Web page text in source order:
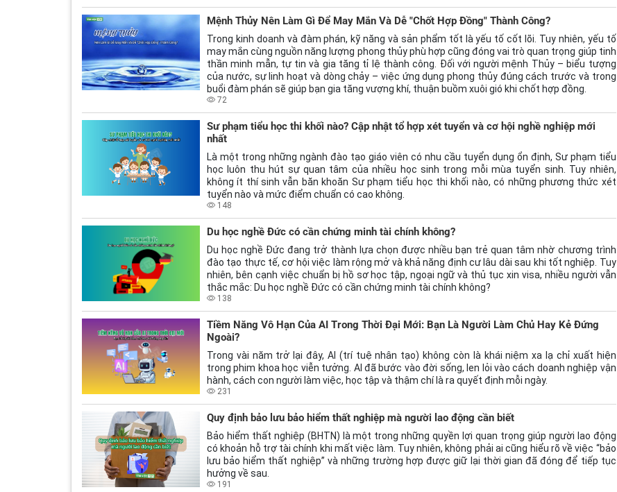
Mệnh Thủy Nên Làm Gì Để May Mắn Và Dễ "Chốt Hợp Đồng" Thành Công?
Trong kinh doanh và đàm phán, kỹ năng và sản phẩm tốt là yếu tố cốt lõi. Tuy nhiên, yếu tố
may mắn cùng nguồn năng lượng phong thủy phù hợp cũng đóng vai trò quan trọng giúp tinh
thần minh mẫn, tự tin và gia tăng tỉ lệ thành công. Đối với người mệnh Thủy – biểu tượng
của nước, sự linh hoạt và dòng chảy – việc ứng dụng phong thủy đúng cách trước và trong
buổi đàm phán sẽ giúp bạn gia tăng vượng khí, thuận buồm xuôi gió khi chốt hợp đồng.
72
Sư phạm tiểu học thi khối nào? Cập nhật tổ hợp xét tuyển và cơ hội nghề nghiệp mới
nhất
Là một trong những ngành đào tạo giáo viên có nhu cầu tuyển dụng ổn định, Sư phạm tiểu
học luôn thu hút sự quan tâm của nhiều học sinh trong mỗi mùa tuyển sinh. Tuy nhiên,
không ít thí sinh vẫn băn khoăn Sư phạm tiểu học thi khối nào, có những phương thức xét
tuyển nào và mức điểm chuẩn có cao không.
148
Du học nghề Đức có cần chứng minh tài chính không?
Du học nghề Đức đang trở thành lựa chọn được nhiều bạn trẻ quan tâm nhờ chương trình
đào tạo thực tế, cơ hội việc làm rộng mở và khả năng định cư lâu dài sau khi tốt nghiệp. Tuy
nhiên, bên cạnh việc chuẩn bị hồ sơ học tập, ngoại ngữ và thủ tục xin visa, nhiều người vẫn
thắc mắc: Du học nghề Đức có cần chứng minh tài chính không?
138
Tiềm Năng Vô Hạn Của AI Trong Thời Đại Mới: Bạn Là Người Làm Chủ Hay Kẻ Đứng
Ngoài?
Trong vài năm trở lại đây, AI (trí tuệ nhân tạo) không còn là khái niệm xa lạ chỉ xuất hiện
trong phim khoa học viễn tưởng. AI đã bước vào đời sống, len lỏi vào cách doanh nghiệp vận
hành, cách con người làm việc, học tập và thậm chí là ra quyết định mỗi ngày.
231
Quy định bảo lưu bảo hiểm thất nghiệp mà người lao động cần biết
Bảo hiểm thất nghiệp (BHTN) là một trong những quyền lợi quan trọng giúp người lao động
có khoản hỗ trợ tài chính khi mất việc làm. Tuy nhiên, không phải ai cũng hiểu rõ về việc “bảo
lưu bảo hiểm thất nghiệp” và những trường hợp được giữ lại thời gian đã đóng để tiếp tục
hưởng về sau.
191